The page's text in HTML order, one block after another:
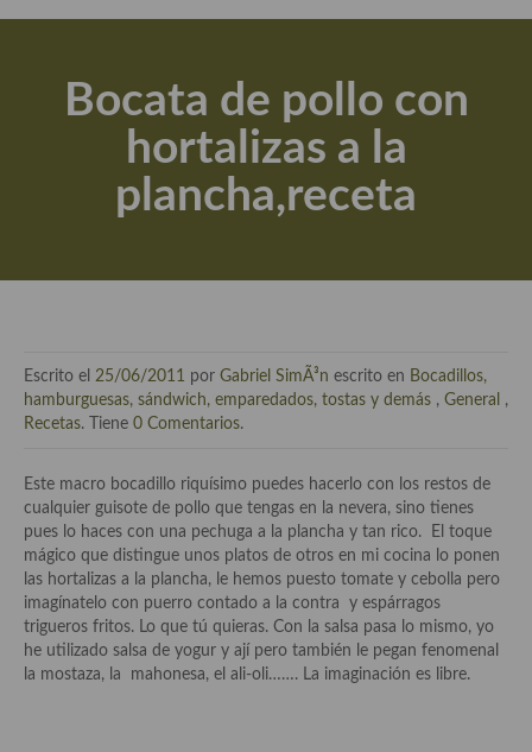
Actualidad y recomendaciones
Apuntes, estudios sobre temas interesantes e importantes
Aceite de Oliva Virgen Extra (AOVE)
Recetas maridadas con los mejores AOVES
Tiendas especiales
Especias, hierbas, condimentos, espesantes y aditivos
Historia de la gastronomía, platos celebres, cocineros, críticos,
historias culinarias y otras cosas
Origen y evolución de la comida
Protocolo y buenas maneras.
Bocata de pollo con
hortalizas a la
plancha,receta
Escrito el 25/06/2011 por Gabriel SimÃ³n escrito en Bocadillos,
hamburguesas, sándwich, emparedados, tostas y demás , General
,
Recetas. Tiene 0 Comentarios.
Este macro bocadillo riquísimo puedes hacerlo con los restos de
cualquier guisote de pollo que tengas en la nevera, sino tienes
pues lo haces con una pechuga a la plancha y tan rico. El toque
mágico que distingue unos platos de otros en mi cocina lo ponen
las hortalizas a la plancha, le hemos puesto tomate y cebolla pero
imagínatelo con puerro contado a la contra y espárragos
trigueros fritos. Lo que tú quieras. Con la salsa pasa lo mismo, yo
he utilizado salsa de yogur y ají pero también le pegan fenomenal
la mostaza, la mahonesa, el ali-oli……. La imaginación es libre.